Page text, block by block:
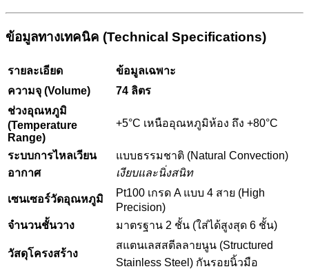
ข้อมูลทางเทคนิค (Technical Specifications)
รายละเอียด
ข้อมูลเฉพาะ
ความจุ (Volume)
74 ลิตร
ช่วงอุณหภูมิ
(Temperature
Range)
+5°C เหนืออุณหภูมิห้อง ถึง +80°C
ระบบการไหลเวียน
อากาศ
แบบธรรมชาติ (Natural Convection)
เงียบและนิ่งสนิท
เซนเซอร์วัดอุณหภูมิ
Pt100 เกรด A แบบ 4 สาย (High
Precision)
จำนวนชั้นวาง
มาตรฐาน 2 ชั้น (ใส่ได้สูงสุด 6 ชั้น)
วัสดุโครงสร้าง
สแตนเลสสตีลลายนูน (Structured
Stainless Steel) กันรอยนิ้วมือ